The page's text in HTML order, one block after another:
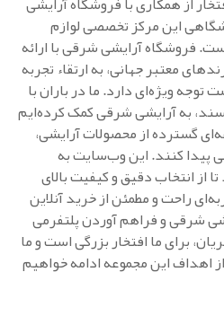
این مرکز تخصصی لوازم
فروشگاه آرایشی شرقی با ارائه
معتبر جهانی، به ارتقاء تجربه
ویژه‌ای دارد. ما در باران با
به آرایشی شرقی کمک کرده‌ایم
گسترده از محصولات آرایشی،
کنند. این وب‌سایت به
از انتخاب دقیق و کیفیت بالای
راحت و مطمئن از خرید آنلاین
شرقی و فراهم آوردن پلتفرمی
برای ما افتخار بزرگی است و ما
اهداف این مجموعه ادامه خواهیم